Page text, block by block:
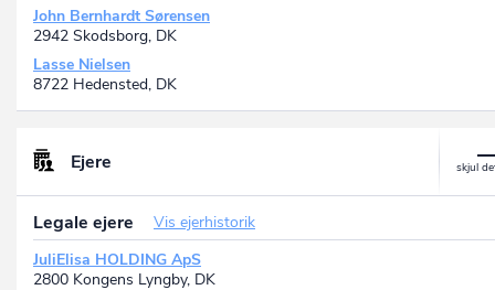
John Bernhardt Sørensen
2942 Skodsborg, DK
Lasse Nielsen
8722 Hedensted, DK
Ejere
Legale ejere
Vis ejerhistorik
JuliElisa HOLDING ApS
2800 Kongens Lyngby, DK